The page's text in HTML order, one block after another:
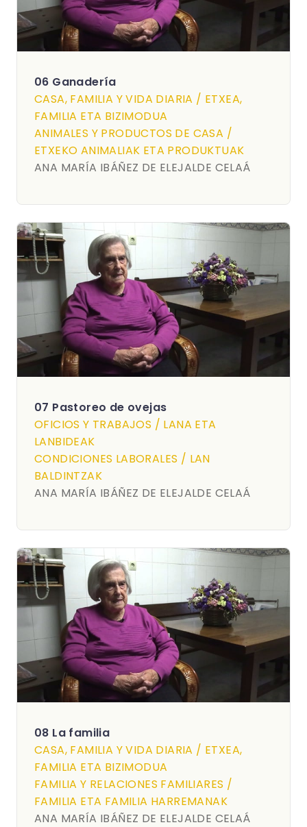
06 Ganadería
CASA, FAMILIA Y VIDA DIARIA / ETXEA,
FAMILIA ETA BIZIMODUA
ANIMALES Y PRODUCTOS DE CASA /
ETXEKO ANIMALIAK ETA PRODUKTUAK
ANA MARÍA IBÁÑEZ DE ELEJALDE CELAÁ
07 Pastoreo de ovejas
OFICIOS Y TRABAJOS / LANA ETA
LANBIDEAK
CONDICIONES LABORALES / LAN
BALDINTZAK
ANA MARÍA IBÁÑEZ DE ELEJALDE CELAÁ
08 La familia
CASA, FAMILIA Y VIDA DIARIA / ETXEA,
FAMILIA ETA BIZIMODUA
FAMILIA Y RELACIONES FAMILIARES /
FAMILIA ETA FAMILIA HARREMANAK
ANA MARÍA IBÁÑEZ DE ELEJALDE CELAÁ